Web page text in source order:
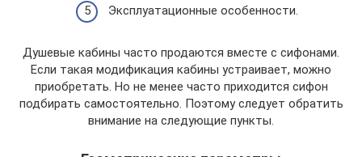
Эксплуатационные особенности.
Душевые кабины часто продаются вместе с сифонами.
Если такая модификация кабины устраивает, можно
приобретать. Но не менее часто приходится сифон
подбирать самостоятельно. Поэтому следует обратить
внимание на следующие пункты.